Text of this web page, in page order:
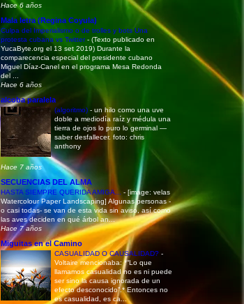
Hace 6 años
Mala letra (Regina Coyula)
Culpa del Imperialismo o de trolles y bots Una
protesta cubana vs Twitter- (Texto publicado en
YucaByte.org el 13 set 2019) Durante la
comparecencia especial del presidente cubano
Miguel Díaz-Canel en el programa Mesa Redonda
del ...
Hace 6 años
alcoba paralela
(algoritmo) - un hilo como una uve
doble a mediodía raíz y médula una
tierra de ojos lo puro lo germinal —
saber desfallecer. foto: chris
anthony
Hace 7 años
SECUENCIAS DEL ALMA
HASTA SIEMPRE QUERIDA AMIGA... - [image: velas
Watercolour Paper Landscaping] Algunas personas -
o casi todas- se van de esta vida sin aviso, así como
las aves deciden en qué árbol an...
Hace 7 años
Miguitas en el Camino
CASUALIDAD O CAUSALIDAD? -
Voltaire mencionaba: *“Lo que
llamamos casualidad no es ni puede
ser sino la causa ignorada de un
efecto desconocido”.* Entonces no
es casualidad, es ca...